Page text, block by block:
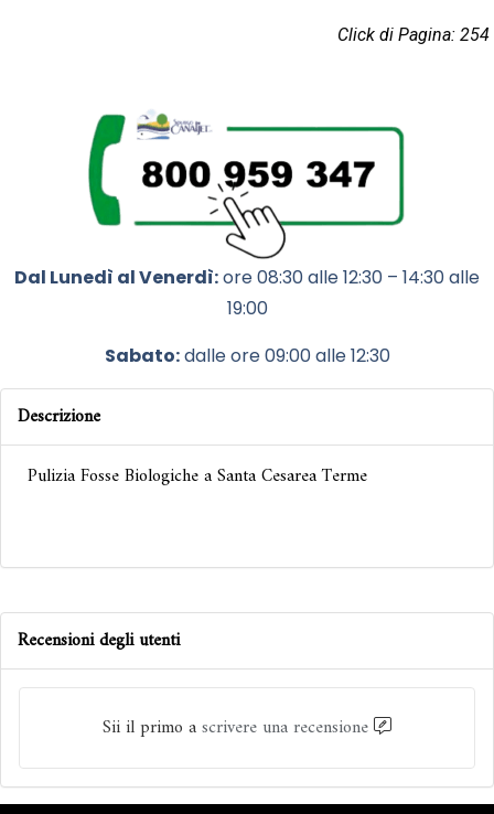
Click di Pagina: 254
Dal Lunedì al Venerdì:ore 08:30 alle 12:30 – 14:30 alle
19:00
Sabato:dalle ore 09:00 alle 12:30
Descrizione
Pulizia Fosse Biologiche a Santa Cesarea Terme
Recensioni degli utenti
Sii il primo ascrivere una recensione